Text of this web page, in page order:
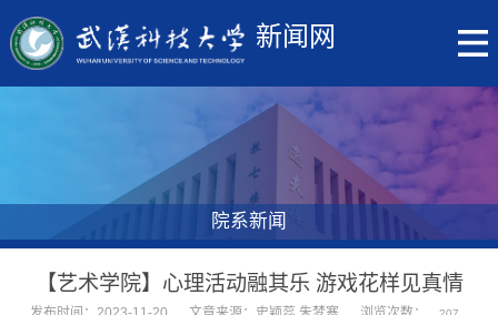
新闻网
院系新闻
【艺术学院】心理活动融其乐 游戏花样见真情